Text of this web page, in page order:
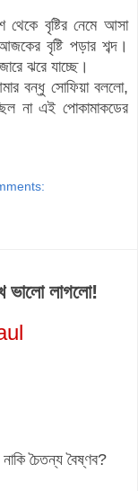
থেকে বৃষ্টির নেমে আসা
বৃষ্টি পড়ার শব্দ।
ঝরে যাচ্ছে।
বন্ধু সোফিয়া বললো,
না এই পোকামাকডের
ভালো লাগলো!
চৈতন্য বৈষ্ণব?